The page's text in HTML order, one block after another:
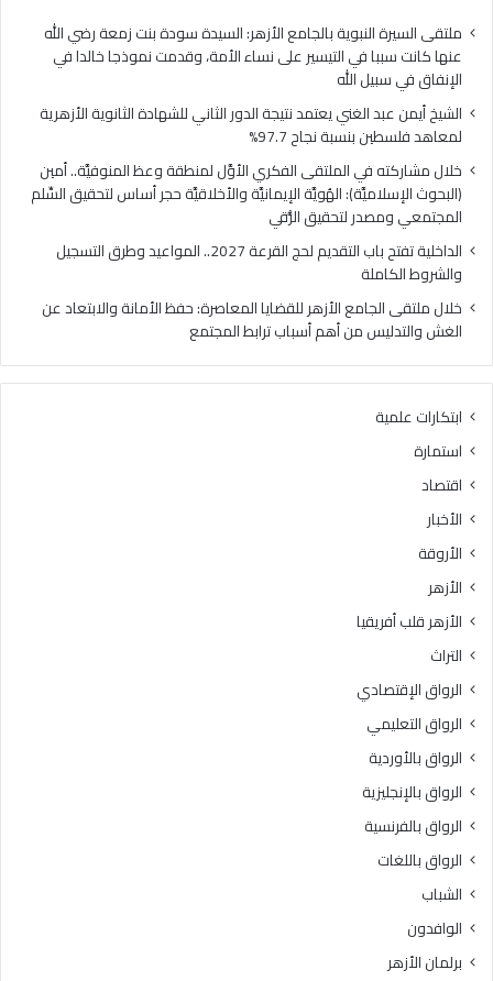
بنسبة
نجاح
97.7%
ملتقى السيرة النبوية بالجامع الأزهر: السيدة سودة بنت زمعة رضي الله
عنها كانت سببا في التيسير على نساء الأمة، وقدمت نموذجا خالدا في
الإنفاق في سبيل الله
الشيخ أيمن عبد الغني يعتمد نتيجة الدور الثاني للشهادة الثانوية الأزهرية
لمعاهد فلسطين بنسبة نجاح 97.7%
خلال مشاركته في الملتقى الفكري الأوَّل لمنطقة وعظ المنوفيَّة.. أمين
(البحوث الإسلاميَّة): الهُويَّة الإيمانيَّة والأخلاقيَّة حجر أساس لتحقيق السِّلم
المجتمعي ومصدر لتحقيق الرُّقي
الداخلية تفتح باب التقديم لحج القرعة 2027.. المواعيد وطرق التسجيل
والشروط الكاملة
خلال ملتقى الجامع الأزهر للقضايا المعاصرة: حفظ الأمانة والابتعاد عن
الغش والتدليس من أهم أسباب ترابط المجتمع
ابتكارات علمية
استمارة
اقتصاد
الأخبار
الأروقة
الأزهر
الأزهر قلب أفريقيا
التراث
الرواق الإقتصادي
الرواق التعليمي
الرواق بالأوردية
الرواق بالإنجليزية
الرواق بالفرنسية
الرواق باللغات
الشباب
الوافدون
برلمان الأزهر